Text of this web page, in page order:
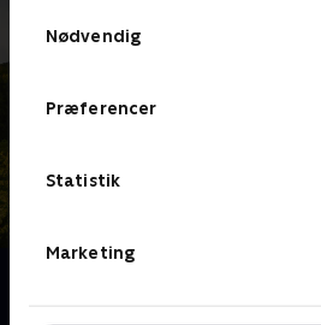
Nødvendig
Præferencer
Statistik
Marketing